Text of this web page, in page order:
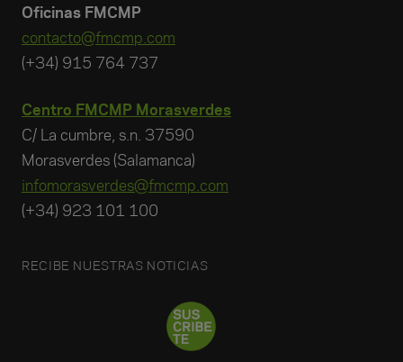
Oficinas FMCMP
contacto@fmcmp.com
(+34) 915 764 737
Centro FMCMP Morasverdes
C/ La cumbre, s.n. 37590
Morasverdes (Salamanca)
infomorasverdes@fmcmp.com
(+34) 923 101 100
RECIBE NUESTRAS NOTICIAS